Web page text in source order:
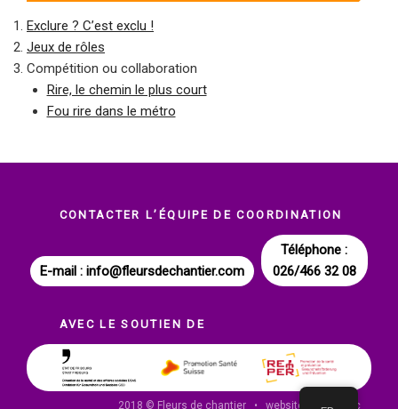
Exclure ? C’est exclu !
Jeux de rôles
Compétition ou collaboration
Rire, le chemin le plus court
Fou rire dans le métro
CONTACTER L’ÉQUIPE DE COORDINATION
E-mail : info@fleursdechantier.com
Téléphone :
026/466 32 08
AVEC LE SOUTIEN DE
2018 © Fleurs de chantier • website by armonic